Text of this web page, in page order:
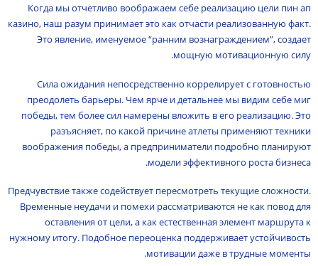
Когда мы отчетливо воображаем себе реализацию цели пин ап
казино, наш разум принимает это как отчасти реализованную факт.
Это явление, именуемое “ранним вознаграждением”, создает
мощную мотивационную силу.
Сила ожидания непосредственно коррелирует с готовностью
преодолеть барьеры. Чем ярче и детальнее мы видим себе миг
победы, тем более сил намерены вложить в его реализацию. Это
разъясняет, по какой причине атлеты применяют техники
воображения победы, а предприниматели подробно планируют
модели эффективного роста бизнеса.
Предчувствие также содействует пересмотреть текущие сложности.
Временные неудачи и помехи рассматриваются не как повод для
оставления от цели, а как естественная элемент маршрута к
нужному итогу. Подобное переоценка поддерживает устойчивость
мотивации даже в трудные моменты.